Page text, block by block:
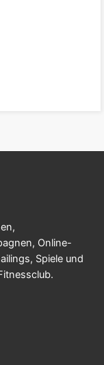
Online-
Spiele und